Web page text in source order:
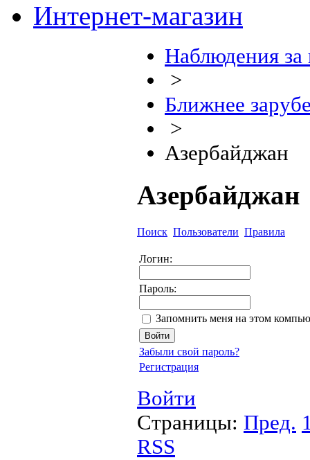
Интернет-магазин
Наблюдения
>
Ближнее
>
Азербайджан
Азербайджан
Поиск Пользователи Правила
Логин:
Пароль:
Запомнить меня на этом
Забыли свой пароль?
Регистрация
Войти
Страницы: Пред.
RSS